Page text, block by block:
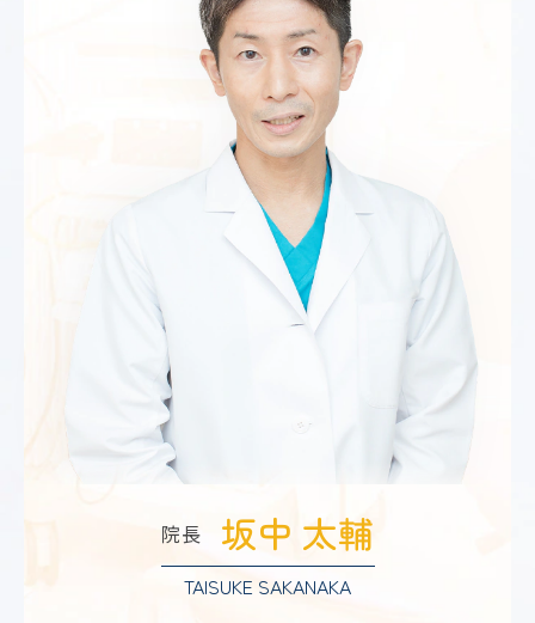
院長 坂中 太輔
TAISUKE SAKANAKA